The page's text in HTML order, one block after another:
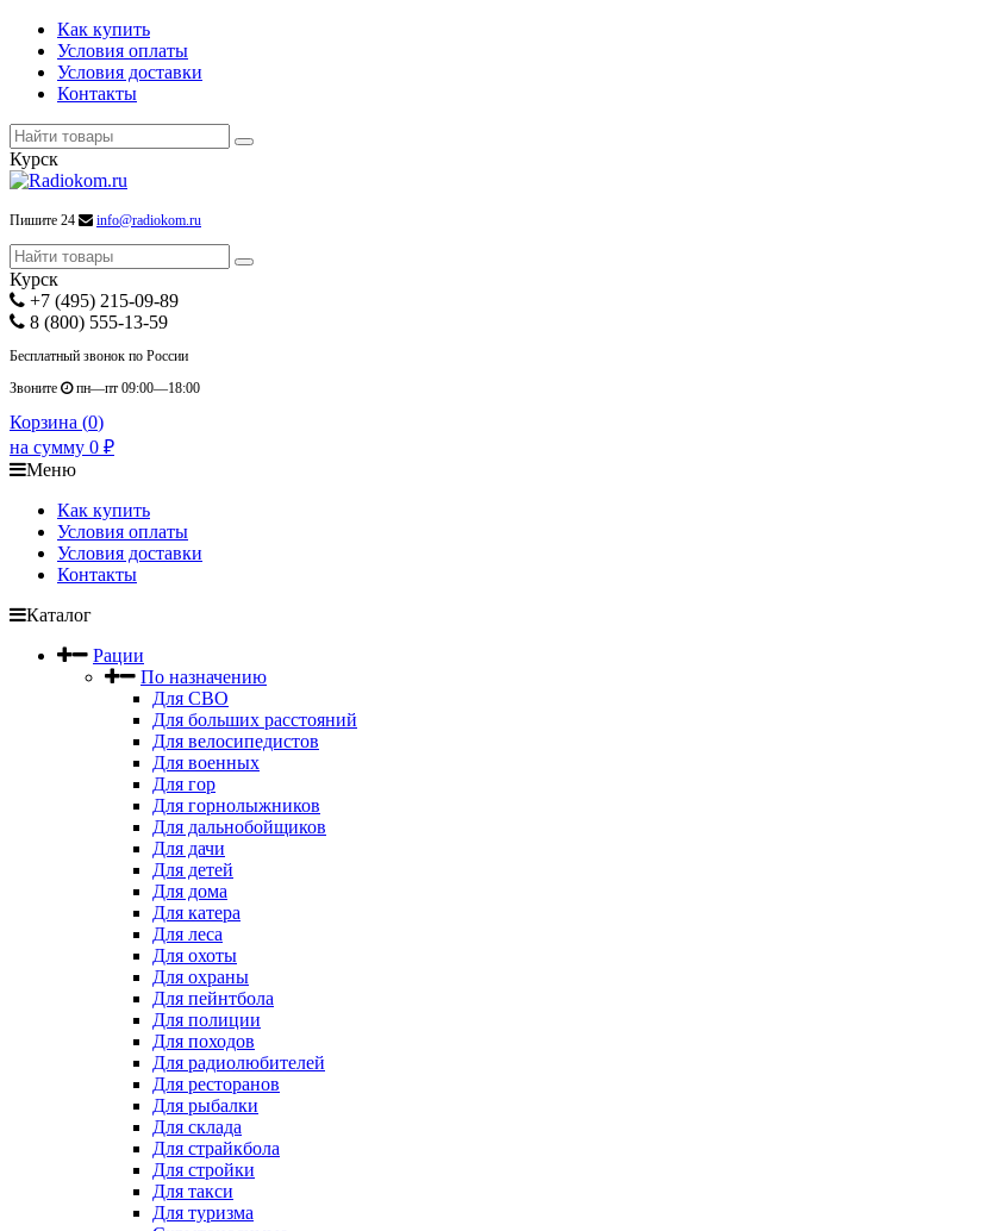
Как купить
Условия оплаты
Условия доставки
Контакты
Курск
Пишите 24 info@radiokom.ru
Курск
+7 (495) 215-09-89
8 (800) 555-13-59
Бесплатный звонок по России
Звоните
пн—пт 09:00—18:00
Корзина (0)
на сумму 0 ₽
Меню
Как купить
Условия оплаты
Условия доставки
Контакты
Каталог
Рации
По назначению
Для СВО
Для больших расстояний
Для велосипедистов
Для военных
Для гор
Для горнолыжников
Для дальнобойщиков
Для дачи
Для детей
Для дома
Для катера
Для леса
Для охоты
Для охраны
Для пейнтбола
Для полиции
Для походов
Для радиолюбителей
Для ресторанов
Для рыбалки
Для склада
Для страйкбола
Для стройки
Для такси
Для туризма